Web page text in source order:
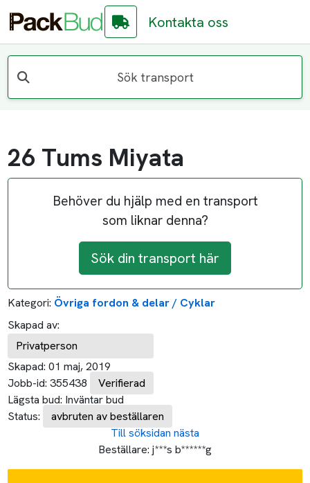
Kontakta oss
Sök transport
26 Tums Miyata
Behöver du hjälp med en transport
som liknar denna?
Sök din transport här
Kategori: Övriga fordon & delar / Cyklar
Skapad av:
Privatperson
Skapad: 01 maj, 2019
Jobb-id: 355438
Verifierad
Lägsta bud: Inväntar bud
Status:
avbruten av beställaren
Till söksidan nästa
Beställare: j***s b******g